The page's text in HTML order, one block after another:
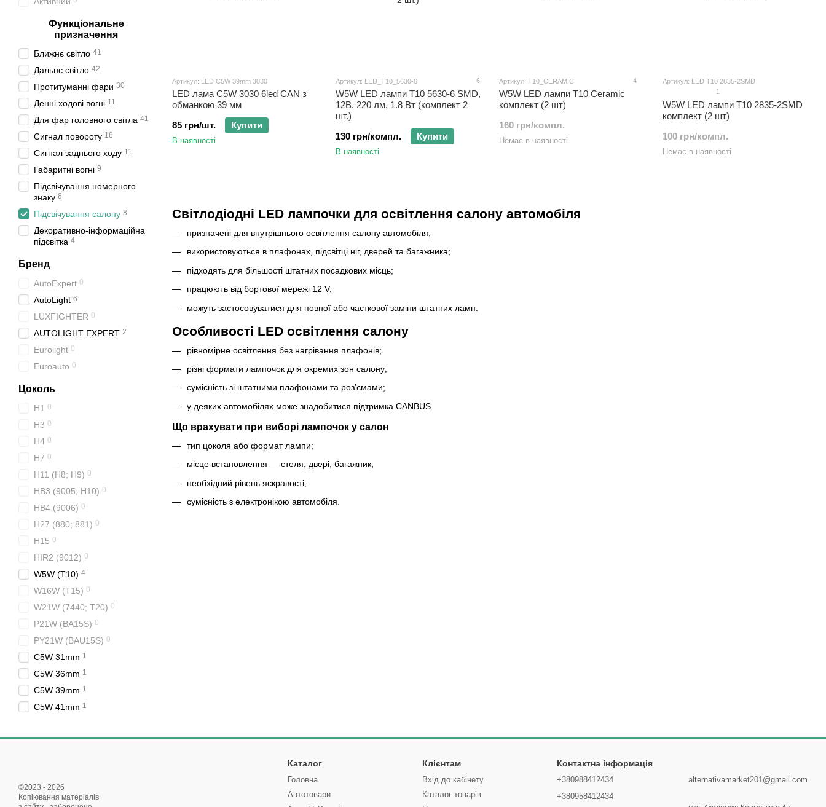
Світлодіодні LED лампочки для освітлення салону автомобіля
призначені для внутрішнього освітлення салону автомобіля;
використовуються в плафонах, підсвітці ніг, дверей та багажника;
підходять для більшості штатних посадкових місць;
працюють від бортової мережі 12 V;
можуть застосовуватися для повної або часткової заміни штатних ламп.
Особливості LED освітлення салону
рівномірне освітлення без нагрівання плафонів;
різні формати лампочок для окремих зон салону;
сумісність зі штатними плафонами та роз’ємами;
у деяких автомобілях може знадобитися підтримка CANBUS.
Що врахувати при виборі лампочок у салон
тип цоколя або формат лампи;
місце встановлення — стеля, двері, багажник;
необхідний рівень яскравості;
сумісність з електронікою автомобіля.
Артикул: LED C5W 39mm 3030
LED лама C5W 3030 6led CAN з
обманкою 39 мм
85 грн/шт.
Купити
В наявності
Артикул: LED_T10_5630-6 6
W5W LED лампи T10 5630-6 SMD,
12В, 220 лм, 1.8 Вт (комплект 2
шт.)
130 грн/компл.
Купити
В наявності
Артикул: T10_CERAMIC 4
W5W LED лампи T10 Ceramic
комплект (2 шт)
160 грн/компл.
Немає в наявності
Артикул: LED T10 2835-2SMD
1
W5W LED лампи T10 2835-2SMD
комплект (2 шт)
100 грн/компл.
Немає в наявності
Функціональне
призначення
Ближнє світло 41
Дальнє світло 42
Протитуманні фари 30
Денні ходові вогні 11
Для фар головного світла 41
Сигнал повороту 18
Сигнал заднього ходу 11
Габаритні вогні 9
Підсвічування номерного
знаку 8
Підсвічування салону 8
Декоративно-інформаційна
підсвітка 4
Бренд
AutoExpert 0
AutoLight 6
LUXFIGHTER 0
AUTOLIGHT EXPERT 2
Eurolight 0
Euroauto 0
Цоколь
H1 0
H3 0
H4 0
H7 0
H11 (H8; H9) 0
HB3 (9005; H10) 0
HB4 (9006) 0
H27 (880; 881) 0
H15 0
HIR2 (9012) 0
W5W (T10) 4
W16W (T15) 0
W21W (7440; T20) 0
P21W (BA15S) 0
PY21W (BAU15S) 0
C5W 31mm 1
C5W 36mm 1
C5W 39mm 1
C5W 41mm 1
©2023 - 2026
Копіювання матеріалів
Каталог
Головна
Автотовари
Клієнтам
Вхід до кабінету
Каталог товарів
Контактна інформація
+380988412434
+380958412434
alternativamarket201@gmail.com